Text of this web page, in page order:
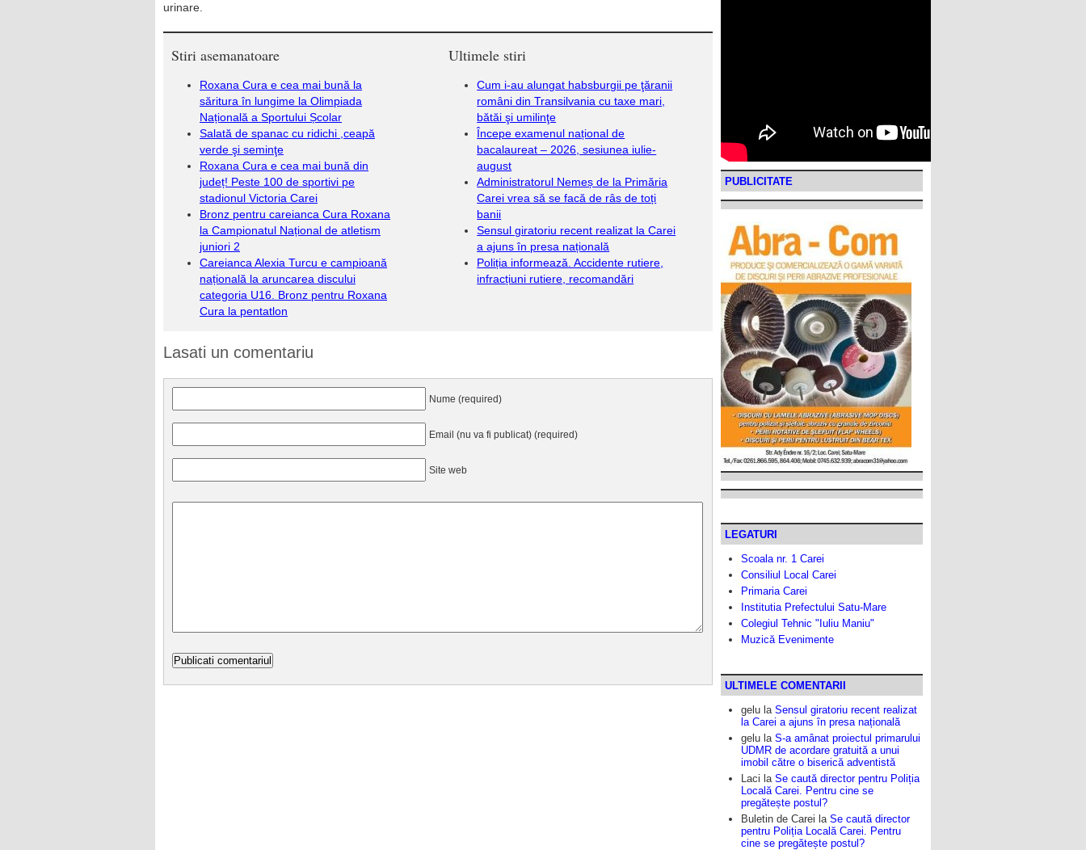
urinare.
Stiri asemanatoare
Roxana Cura e cea mai bună la
săritura în lungime la Olimpiada
Națională a Sportului Școlar
Salată de spanac cu ridichi ,ceapă
verde şi seminţe
Roxana Cura e cea mai bună din
județ! Peste 100 de sportivi pe
stadionul Victoria Carei
Bronz pentru careianca Cura Roxana
la Campionatul Național de atletism
juniori 2
Careianca Alexia Turcu e campioană
națională la aruncarea discului
categoria U16. Bronz pentru Roxana
Cura la pentatlon
Ultimele stiri
Cum i-au alungat habsburgii pe ţăranii
români din Transilvania cu taxe mari,
bătăi şi umilinţe
Începe examenul național de
bacalaureat – 2026, sesiunea iulie-
august
Administratorul Nemeș de la Primăria
Carei vrea să se facă de râs de toți
banii
Sensul giratoriu recent realizat la Carei
a ajuns în presa națională
Poliția informează. Accidente rutiere,
infracțiuni rutiere, recomandări
Lasati un comentariu
Nume (required)
Email (nu va fi publicat) (required)
Site web
PUBLICITATE
LEGATURI
Scoala nr. 1 Carei
Consiliul Local Carei
Primaria Carei
Institutia Prefectului Satu-Mare
Colegiul Tehnic "Iuliu Maniu"
Muzică Evenimente
ULTIMELE COMENTARII
gelu la Sensul giratoriu recent realizat
la Carei a ajuns în presa națională
gelu la S-a amânat proiectul primarului
UDMR de acordare gratuită a unui
imobil către o biserică adventistă
Laci la Se caută director pentru Poliția
Locală Carei. Pentru cine se
pregătește postul?
Buletin de Carei la Se caută director
pentru Poliția Locală Carei. Pentru
cine se pregătește postul?